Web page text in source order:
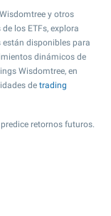
y otros
los ETFs, explora
están disponibles para
dinámicos de
Wisdomtree, en
de trading
retornos futuros.